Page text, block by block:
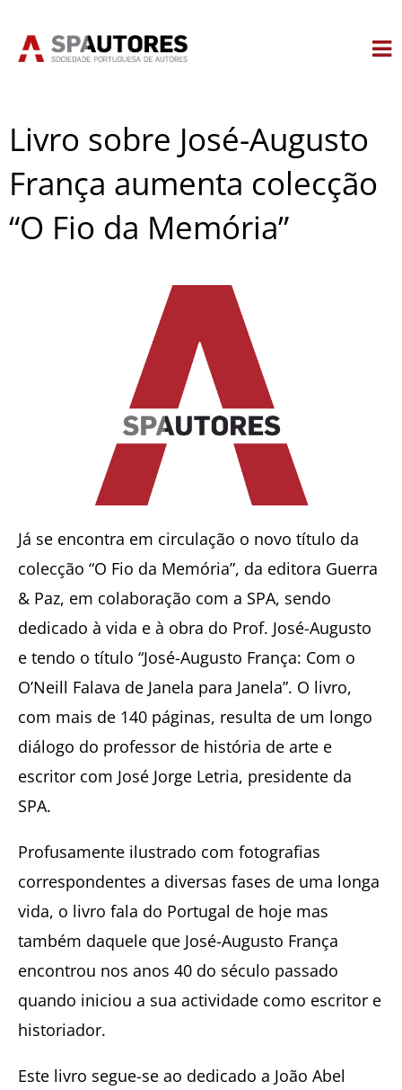
Livro sobre José-Augusto
França aumenta colecção
“O Fio da Memória”
Já se encontra em circulação o novo título da
colecção “O Fio da Memória”, da editora Guerra
& Paz, em colaboração com a SPA, sendo
dedicado à vida e à obra do Prof. José-Augusto
e tendo o título “José-Augusto França: Com o
O’Neill Falava de Janela para Janela”. O livro,
com mais de 140 páginas, resulta de um longo
diálogo do professor de história de arte e
escritor com José Jorge Letria, presidente da
SPA.
Profusamente ilustrado com fotografias
correspondentes a diversas fases de uma longa
vida, o livro fala do Portugal de hoje mas
também daquele que José-Augusto França
encontrou nos anos 40 do século passado
quando iniciou a sua actividade como escritor e
historiador.
Este livro segue-se ao dedicado a João Abel